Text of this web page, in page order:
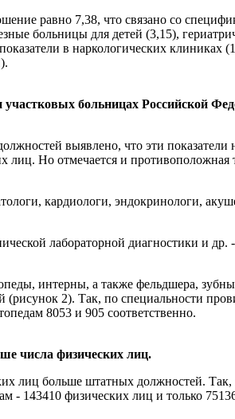
равно 7,38, что связано со
больницы для детей (3,15),
в наркологических клиниках
больницах Российской
выявлено, что эти показатели
Но отмечается и противоположная
кардиологи, эндокринологи,
лабораторной диагностики и др.
интерны, а также фельдшера,
2). Так, по специальности
8053 и 905 соответственно.
числа физических лиц.
лиц больше штатных должностей. Так,
- 143410 физических лиц и только